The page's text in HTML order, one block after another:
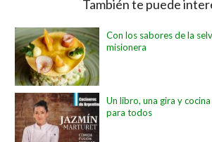
También te puede
Con los sabores de la
misionera
Un libro, una gira y cocina
para todos